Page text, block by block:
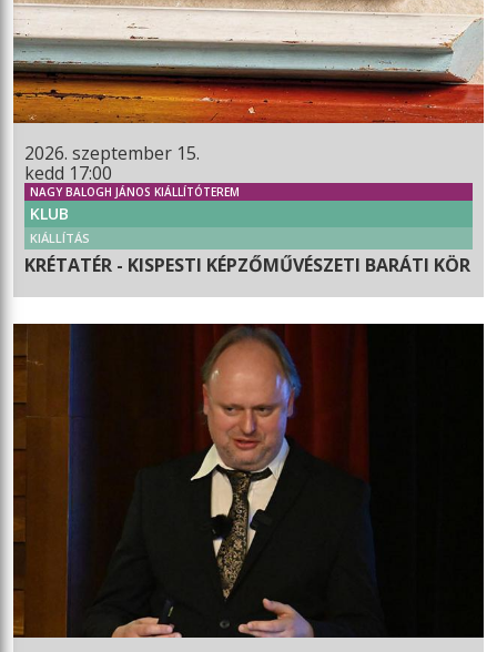
2026. szeptember 15.
kedd 17:00
NAGY BALOGH JÁNOS KIÁLLÍTÓTEREM
KLUB
KIÁLLÍTÁS
KRÉTATÉR - KISPESTI KÉPZŐMŰVÉSZETI BARÁTI KÖR